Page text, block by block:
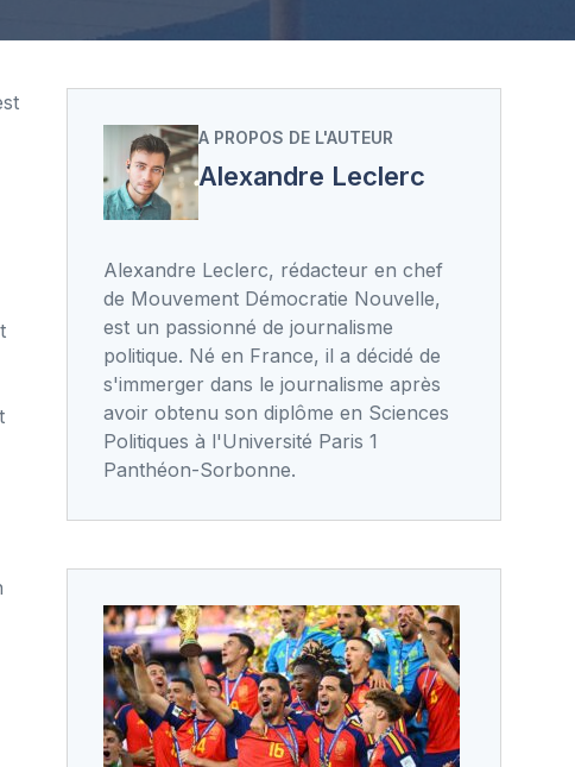
A PROPOS DE L'AUTEUR
Alexandre Leclerc
Alexandre Leclerc, rédacteur en chef
de Mouvement Démocratie Nouvelle,
est un passionné de journalisme
politique. Né en France, il a décidé de
s'immerger dans le journalisme après
avoir obtenu son diplôme en Sciences
Politiques à l'Université Paris 1
Panthéon-Sorbonne.